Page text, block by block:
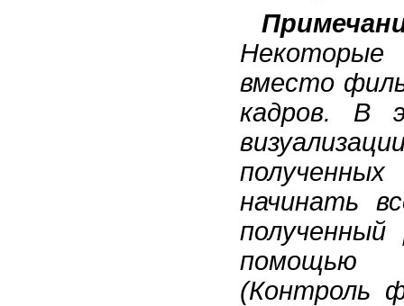
Некоторые
вместо
кадров. В
начинать
помощью
(Контроль